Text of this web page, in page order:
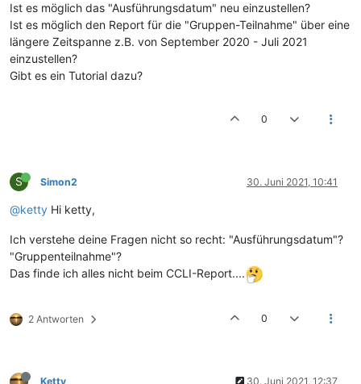
Ist es möglich das "Ausführungsdatum" neu einzustellen?
Ist es möglich den Report für die "Gruppen-Teilnahme" über eine
längere Zeitspanne z.B. von September 2020 - Juli 2021
einzustellen?
Gibt es ein Tutorial dazu?
0
S Simon2 30. Juni 2021, 10:41
@ketty Hi ketty,
Ich verstehe deine Fragen nicht so recht: "Ausführungsdatum"?
"Gruppenteilnahme"?
Das finde ich alles nicht beim CCLI-Report....
2 Antworten 0
Ketty 30. Juni 2021, 12:37